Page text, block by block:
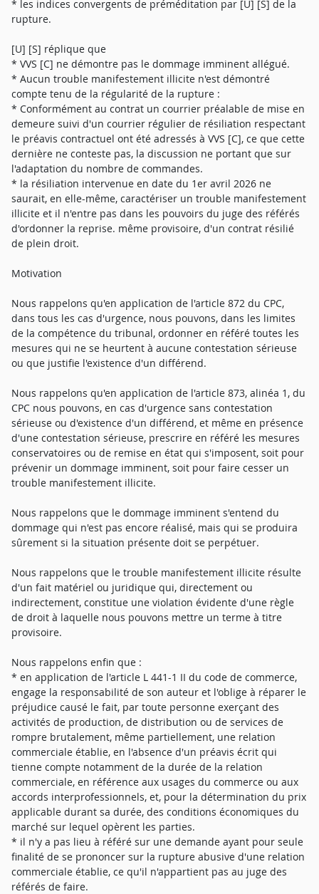
* les indices convergents de préméditation par [U] [S] de la
rupture.
[U] [S] réplique que
* VVS [C] ne démontre pas le dommage imminent allégué.
* Aucun trouble manifestement illicite n'est démontré
compte tenu de la régularité de la rupture :
* Conformément au contrat un courrier préalable de mise en
demeure suivi d'un courrier régulier de résiliation respectant
le préavis contractuel ont été adressés à VVS [C], ce que cette
dernière ne conteste pas, la discussion ne portant que sur
l'adaptation du nombre de commandes.
* la résiliation intervenue en date du 1er avril 2026 ne
saurait, en elle-même, caractériser un trouble manifestement
illicite et il n'entre pas dans les pouvoirs du juge des référés
d'ordonner la reprise. même provisoire, d'un contrat résilié
de plein droit.
Motivation
Nous rappelons qu'en application de l'article 872 du CPC,
dans tous les cas d'urgence, nous pouvons, dans les limites
de la compétence du tribunal, ordonner en référé toutes les
mesures qui ne se heurtent à aucune contestation sérieuse
ou que justifie l'existence d'un différend.
Nous rappelons qu'en application de l'article 873, alinéa 1, du
CPC nous pouvons, en cas d'urgence sans contestation
sérieuse ou d'existence d'un différend, et même en présence
d'une contestation sérieuse, prescrire en référé les mesures
conservatoires ou de remise en état qui s'imposent, soit pour
prévenir un dommage imminent, soit pour faire cesser un
trouble manifestement illicite.
Nous rappelons que le dommage imminent s'entend du
dommage qui n'est pas encore réalisé, mais qui se produira
sûrement si la situation présente doit se perpétuer.
Nous rappelons que le trouble manifestement illicite résulte
d'un fait matériel ou juridique qui, directement ou
indirectement, constitue une violation évidente d'une règle
de droit à laquelle nous pouvons mettre un terme à titre
provisoire.
Nous rappelons enfin que :
* en application de l'article L 441-1 II du code de commerce,
engage la responsabilité de son auteur et l'oblige à réparer le
préjudice causé le fait, par toute personne exerçant des
activités de production, de distribution ou de services de
rompre brutalement, même partiellement, une relation
commerciale établie, en l'absence d'un préavis écrit qui
tienne compte notamment de la durée de la relation
commerciale, en référence aux usages du commerce ou aux
accords interprofessionnels, et, pour la détermination du prix
applicable durant sa durée, des conditions économiques du
marché sur lequel opèrent les parties.
* il n'y a pas lieu à référé sur une demande ayant pour seule
finalité de se prononcer sur la rupture abusive d'une relation
commerciale établie, ce qu'il n'appartient pas au juge des
référés de faire.